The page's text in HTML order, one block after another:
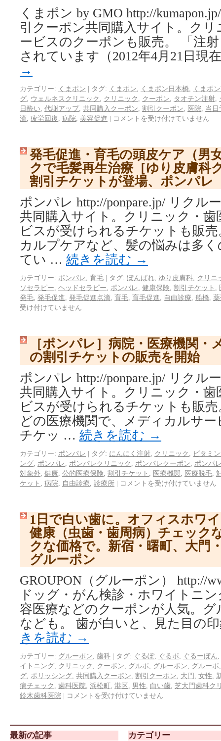
くまポン by GMO http://
引クーポン共同購入サイト。ク
ービスのクーポンも販売。 「注
されています（2012年4月21日現
→
カテゴリー: くまポン | タグ: くまポン くまポン日本橋
くまポ
グ ウェルネスクリニック クリニック クーポン タオチン注射
日酔い 代謝アップ, 共同購入クーポン 割引クーポン 医院
当日
滴 疲労回復 病院 美容促進 | コメントを受け付けていません
発毛促進・育毛の頭皮ケア（男
クで毛髪再生治療［ゆり皮膚科
割引チケットが登場、ポンパレ
ポンパレ http://ponpare.jp/ リクル
共同購入サイト。クリニック・
ビスが受けられるチケットも販
カルプケアなど、髪の悩みは多
てい … 続きを読む →
カテゴリー: ポンパレ 育毛 | タグ: ぽんぱれ ゆり皮膚科
クリニ
ソセラピー ヘッドセラピー ポンパレ 健康保険 割引チケット
発毛 発毛促進 発毛促進点滴 育毛 育毛促進 自由診療 船橋
受け付けていません
［ポンパレ］病院・医療機関・
の割引チケットの販売を開始
ポンパレ http://ponpare.jp/ リクル
共同購入サイト。クリニック・
ビスが受けられるチケットも販
どの医療機関で、メディカルサ
チケッ … 続きを読む →
カテゴリー: ポンパレ | タグ: にんにく注射 クリニック
ビタミ
ング ポンパレ ポンパレクリニック ポンパレクーポン
ポンパ
対象外 健康 公的医療保険 割引チケット 医療機関 医療脱毛
ケット
病院 自由診療 診療所 | コメントを受け付けていません
1日で白い歯に。オフィスホワ
健康（虫歯・歯周病）チェック
クな価格で。新宿・曙町、大門
グルーポン
GROUPON（グルーポン） http://
ドッグ・がん検診・ホワイトニ
容医療などのクーポンが人気。
なども。 歯が白いと、見た目の
きを読む →
カテゴリー: グルーポン 歯科 | タグ: ぐるぽ, ぐるポ ぐるーぼん
イトニング
クリニック クーポン グルポ グルーボン グルーポ
グ ポリッシング 共同購入クーポン 割引クーポン 大門 女性
病チェック
歯科医院 浜松町 港区 男性 白い歯 芝大門歯科ク
鈴木歯科医院 | コメントを受け付けていません
最新の記事 カテゴリー